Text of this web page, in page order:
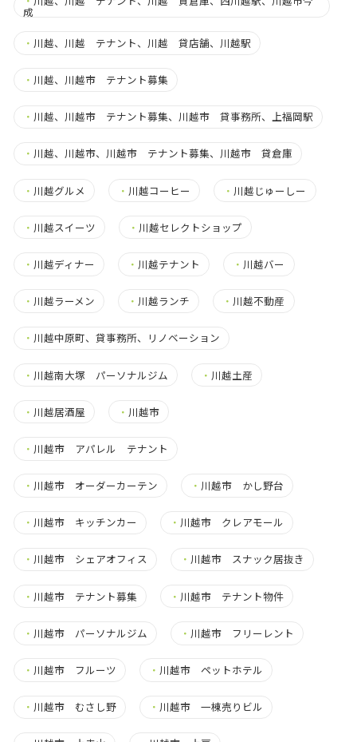
成
・ 川越、川越 テナント、川越 貸店舗、川越駅
・ 川越、川越市 テナント募集
・ 川越、川越市 テナント募集、川越市 貸事務所、上福岡駅
・ 川越、川越市、川越市 テナント募集、川越市 貸倉庫
・ 川越グルメ ・ 川越コーヒー ・ 川越じゅーしー
・ 川越スイーツ ・ 川越セレクトショップ
・ 川越ディナー ・ 川越テナント ・ 川越バー
・ 川越ラーメン ・ 川越ランチ ・ 川越不動産
・ 川越中原町、貸事務所、リノベーション
・ 川越南大塚 パーソナルジム ・ 川越土産
・ 川越居酒屋 ・ 川越市
・ 川越市 アパレル テナント
・ 川越市 オーダーカーテン ・ 川越市 かし野台
・ 川越市 キッチンカー ・ 川越市 クレアモール
・ 川越市 シェアオフィス ・ 川越市 スナック居抜き
・ 川越市 テナント募集 ・ 川越市 テナント物件
・ 川越市 パーソナルジム ・ 川越市 フリーレント
・ 川越市 フルーツ ・ 川越市 ペットホテル
・ 川越市 むさし野 ・ 川越市 一棟売りビル